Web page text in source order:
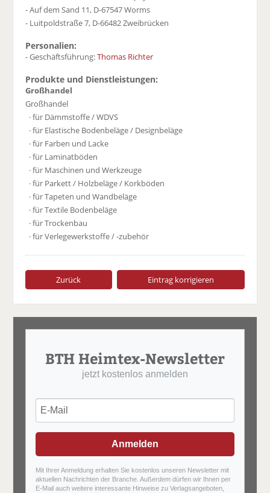
- Auf dem Sand 11, D-67547 Worms
- Luitpoldstraße 7, D-66482 Zweibrücken
Personalien:
- Geschäftsführung:Thomas Richter
Produkte und Dienstleistungen:
Großhandel
Großhandel
· für Dämmstoffe / WDVS
· für Elastische Bodenbeläge / Designbeläge
· für Farben und Lacke
· für Laminatböden
· für Maschinen und Werkzeuge
· für Parkett / Holzbeläge / Korkböden
· für Tapeten und Wandbeläge
· für Textile Bodenbeläge
· für Trockenbau
· für Verlegewerkstoffe / -zubehör
Zurück Eintrag korrigieren
BTH Heimtex-Newsletter
jetzt kostenlos anmelden
Anmelden
Mit Ihrer Anmeldung erhalten Sie kostenlos unseren Newsletter mit
aktuellen Nachrichten der Branche. Außerdem dürfen wir Ihnen per
E-Mail auch weitere interessante Hinweise zu Verlagsangeboten,